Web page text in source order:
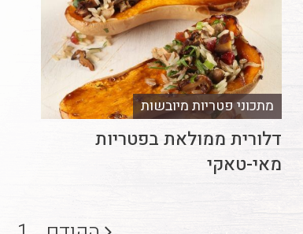
מתכוני פטריות מיובשות
דלורית ממולאת בפטריות
מאי-טאקי